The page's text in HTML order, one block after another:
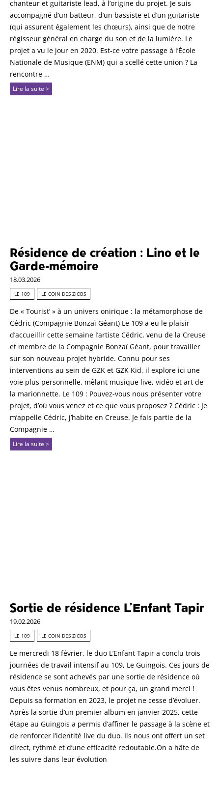
chanteur et guitariste lead, à l’origine du projet. Je suis
accompagné d’un batteur, d’un bassiste et d’un guitariste
(qui assurent également les chœurs), ainsi que de notre
régisseur général en charge du son et de la lumière. Le
projet a vu le jour en 2020. Est-ce votre passage à l’École
Nationale de Musique (ENM) qui a scellé cette union ? La
rencontre …
Lire la suite >
Résidence de création : Lino et le
Garde-mémoire
18.03.2026
LE 109 LE COIN DES ZICOS
De « Tourist’ » à un univers onirique : la métamorphose de
Cédric (Compagnie Bonzaï Géant) Le 109 a eu le plaisir
d’accueillir cette semaine l’artiste Cédric, venu de la Creuse
et membre de la Compagnie Bonzaï Géant, pour travailler
sur son nouveau projet hybride. Connu pour ses
interventions au sein de GZK et GZK Kid, il explore ici une
voie plus personnelle, mêlant musique live, vidéo et art de
la marionnette. Le 109 : Pouvez-vous nous présenter votre
projet, d’où vous venez et ce que vous proposez ? Cédric : Je
m’appelle Cédric, j’habite en Creuse. Je fais partie de la
Compagnie …
Lire la suite >
Sortie de résidence L’Enfant Tapir
19.02.2026
LE 109 LE COIN DES ZICOS
Le mercredi 18 février, le duo L’Enfant Tapir a conclu trois
journées de travail intensif au 109, Le Guingois. Ces jours de
résidence se sont achevés par une sortie de résidence où
vous êtes venus nombreux, et pour ça, un grand merci !
Depuis sa formation en 2023, le projet ne cesse d’évoluer.
Après la sortie d’un premier album en janvier 2025, cette
étape au Guingois a permis d’affiner le passage à la scène et
de renforcer l’identité live du duo. Ils nous ont offert un set
direct, rythmé et d’une efficacité redoutable.On a hâte de
les suivre dans leur évolution